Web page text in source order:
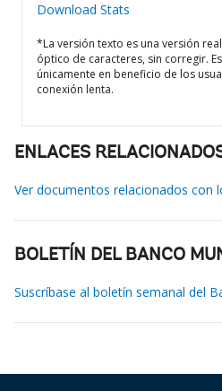
Download Stats
*La versión texto es una versión
óptico de caracteres, sin corregir.
únicamente en beneficio de los
conexión lenta.
ENLACES
Ver documentos relacionados con
BOLETÍN DEL BANCO
Suscríbase al boletín semanal del